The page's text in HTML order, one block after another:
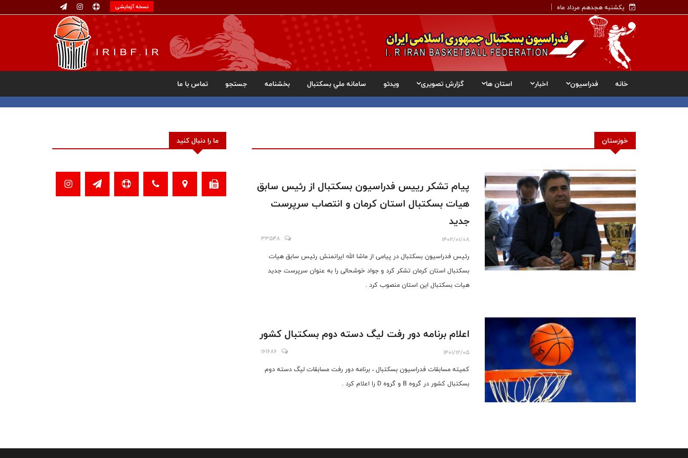
یکشنبه هجدهم مرداد ماه نسخه آزمایشی
خانه فدراسیون اخبار استان ها گزارش تصویری ویدئو سامانه ملي بسکتبال بخشنامه جستجو تماس با ما
خوزستان
پیام تشکر ريیس فدراسیون بسکتبال از رئیس سابق
هیات بسکتبال استان کرمان و انتصاب سرپرست
جدید
1402/01/08
33548
رئیس فدراسیون بسکتبال در پیامی از ماشا الله ایرانمنش رئیس سابق هیات
بسکتبال استان کرمان تشکر کرد و جواد خوشحالی را به عنوان سرپرست جدید
هیات بسکتبال این استان منصوب کرد .
اعلام برنامه دور رفت لیگ دسته دوم بسکتبال کشور
1401/12/05
161686
کمیته مسابقات فدراسیون بسکتبال ، برنامه دور رفت مسابقات لیگ دسته دوم
بسکتبال کشور در گروه B و گروه D را اعلام کرد .
ما را دنبال کنید